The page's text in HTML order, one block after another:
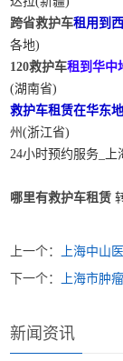
跨省救护车租用到
各地)
120救护车租到华中
(湖南省)
救护车租赁在华东
州(浙江省)
24小时预约服务_
哪里有救护车租赁
上一个：
上海中山
下一个：
上海市肿瘤
新闻资讯